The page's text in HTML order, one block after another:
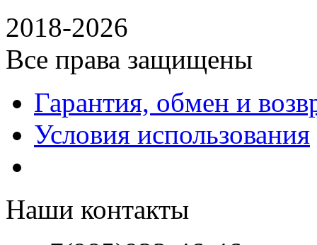
2018-2026
Все права защищены
Гарантия, обмен и
Условия использования
Наши контакты